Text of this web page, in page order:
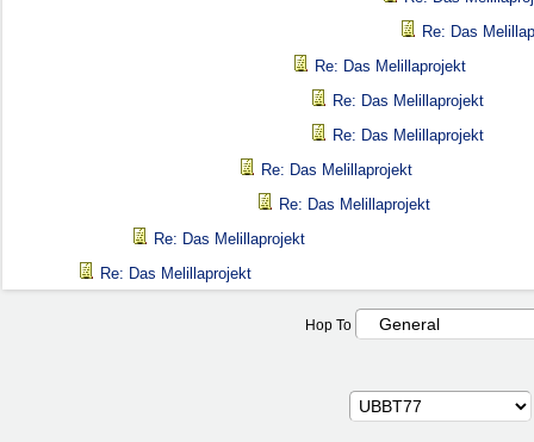
Re: Das
Re: Das Melillaprojekt
Re: Das Melillaprojekt
Re: Das Melillaprojekt
Re: Das Melillaprojekt
Re: Das Melillaprojekt
Re: Das Melillaprojekt
Re: Das Melillaprojekt
Hop To